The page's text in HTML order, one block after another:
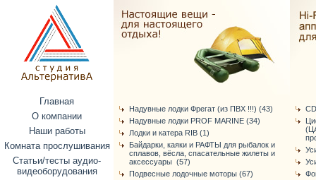
Главная
О компании
Наши работы
Комната прослушивания
Статьи/тесты аудио-
видеоборудования
Надувные лодки Фрегат (из ПВХ !!!) (43)
Надувные лодки PROF MARINE (34)
Лодки и катера RIB (1)
Байдарки, каяки и РАФТЫ для рыбалок и
сплавов, вёсла, спасательные жилеты и
аксессуары (57)
Подвесные лодочные моторы (67)